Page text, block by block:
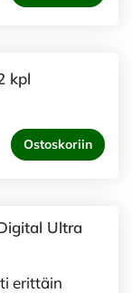
kpl
Ostoskoriin
Ultra
erittäin